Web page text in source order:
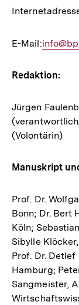
E-Mail:E-
Link:
Redaktion:
Jürgen
(Volontärin)
Manuskript
Prof. Dr.
Bonn; Dr. Bert
Köln;
Sibylle
Prof. Dr.
Hamburg;
Sangmeister,